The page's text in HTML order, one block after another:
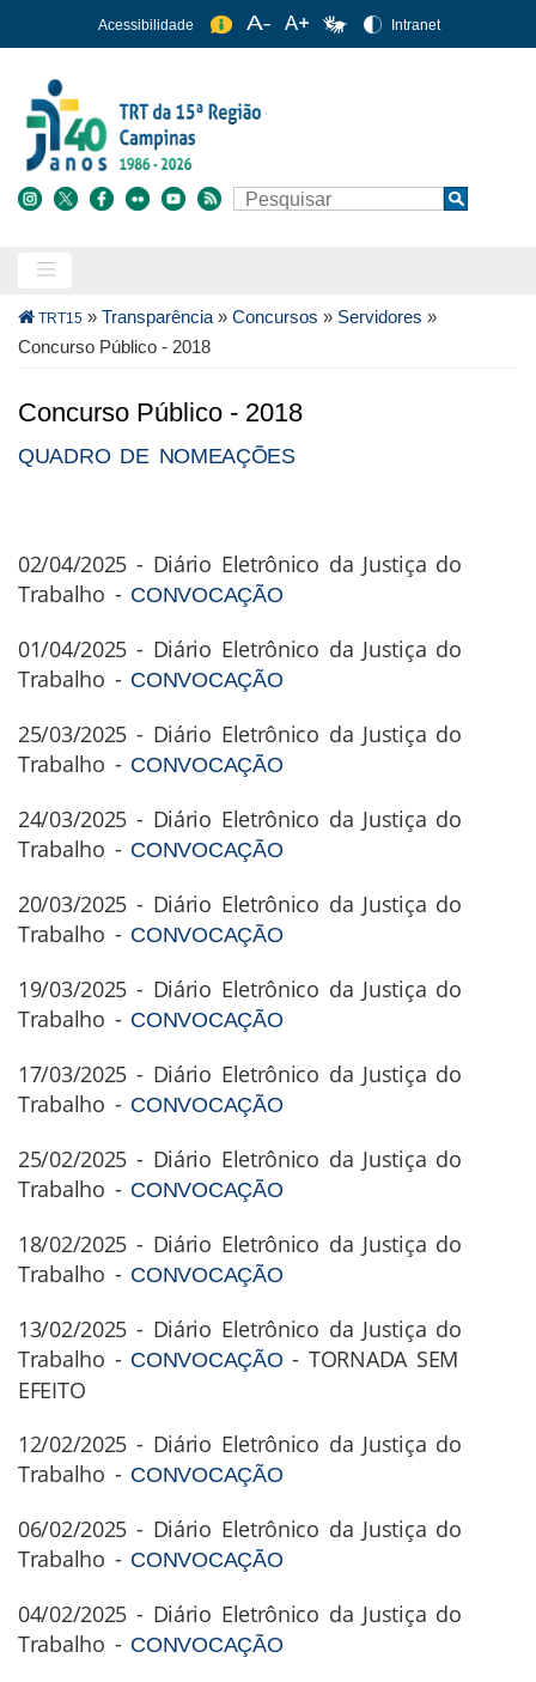
para
conteúdo
principal
Acessibilidade Intranet
Buscar Search
Trilha
de
TRT15 » Transparência » Concursos » Servidores »
Concurso Público - 2018
Concurso Público - 2018
QUADRO DE NOMEAÇÕES
02/04/2025 - Diário Eletrônico da Justiça do
Trabalho - CONVOCAÇÃO
01/04/2025 - Diário Eletrônico da Justiça do
Trabalho - CONVOCAÇÃO
25/03/2025 - Diário Eletrônico da Justiça do
Trabalho - CONVOCAÇÃO
24/03/2025 - Diário Eletrônico da Justiça do
Trabalho - CONVOCAÇÃO
20/03/2025 - Diário Eletrônico da Justiça do
Trabalho - CONVOCAÇÃO
19/03/2025 - Diário Eletrônico da Justiça do
Trabalho - CONVOCAÇÃO
17/03/2025 - Diário Eletrônico da Justiça do
Trabalho - CONVOCAÇÃO
25/02/2025 - Diário Eletrônico da Justiça do
Trabalho - CONVOCAÇÃO
18/02/2025 - Diário Eletrônico da Justiça do
Trabalho - CONVOCAÇÃO
13/02/2025 - Diário Eletrônico da Justiça do
Trabalho - CONVOCAÇÃO - TORNADA SEM
EFEITO
12/02/2025 - Diário Eletrônico da Justiça do
Trabalho - CONVOCAÇÃO
06/02/2025 - Diário Eletrônico da Justiça do
Trabalho - CONVOCAÇÃO
04/02/2025 - Diário Eletrônico da Justiça do
Trabalho - CONVOCAÇÃO